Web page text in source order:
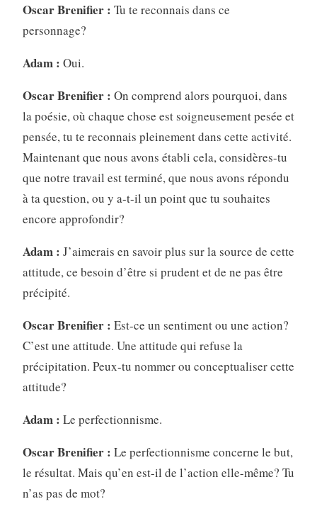
Oscar Brenifier : Tu te reconnais dans ce
personnage?
Adam : Oui.
Oscar Brenifier : On comprend alors pourquoi, dans
la poésie, où chaque chose est soigneusement pesée et
pensée, tu te reconnais pleinement dans cette activité.
Maintenant que nous avons établi cela, considères-tu
que notre travail est terminé, que nous avons répondu
à ta question, ou y a-t-il un point que tu souhaites
encore approfondir?
Adam : J’aimerais en savoir plus sur la source de cette
attitude, ce besoin d’être si prudent et de ne pas être
précipité.
Oscar Brenifier : Est-ce un sentiment ou une action?
C’est une attitude. Une attitude qui refuse la
précipitation. Peux-tu nommer ou conceptualiser cette
attitude?
Adam : Le perfectionnisme.
Oscar Brenifier : Le perfectionnisme concerne le but,
le résultat. Mais qu’en est-il de l’action elle-même? Tu
n’as pas de mot?